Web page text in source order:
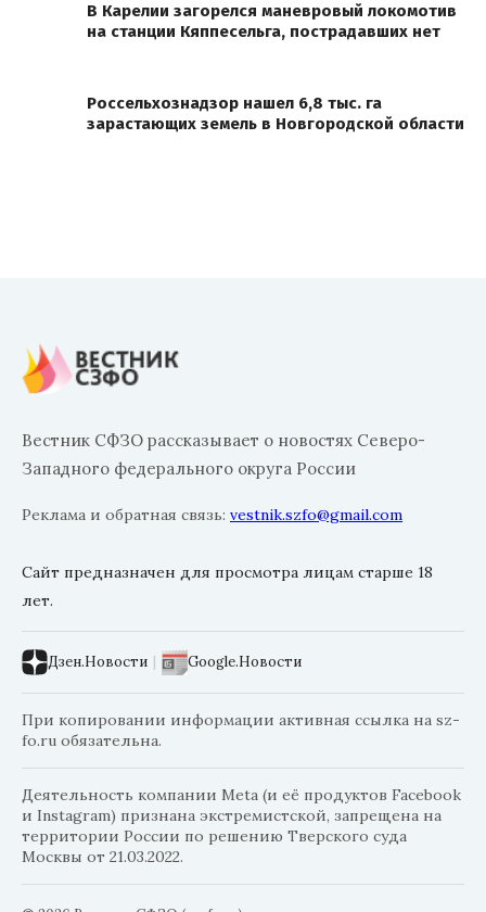
В Карелии загорелся маневровый локомотив
на станции Кяппесельга, пострадавших нет
Россельхознадзор нашел 6,8 тыс. га
зарастающих земель в Новгородской области
Вестник СФЗО рассказывает о новостях Северо-
Западного федерального округа России
Реклама и обратная связь: vestnik.szfo@gmail.com
Сайт предназначен для просмотра лицам старше 18
лет.
Дзен.Новости | Google.Новости
При копировании информации активная ссылка на sz-
fo.ru обязательна.
Деятельность компании Meta (и её продуктов Facebook
и Instagram) признана экстремистской, запрещена на
территории России по решению Тверского суда
Москвы от 21.03.2022.